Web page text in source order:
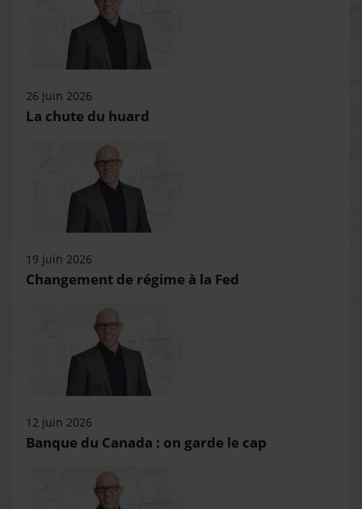
26 juin 2026
La chute du huard
19 juin 2026
Changement de régime à la Fed
12 juin 2026
Banque du Canada : on garde le cap